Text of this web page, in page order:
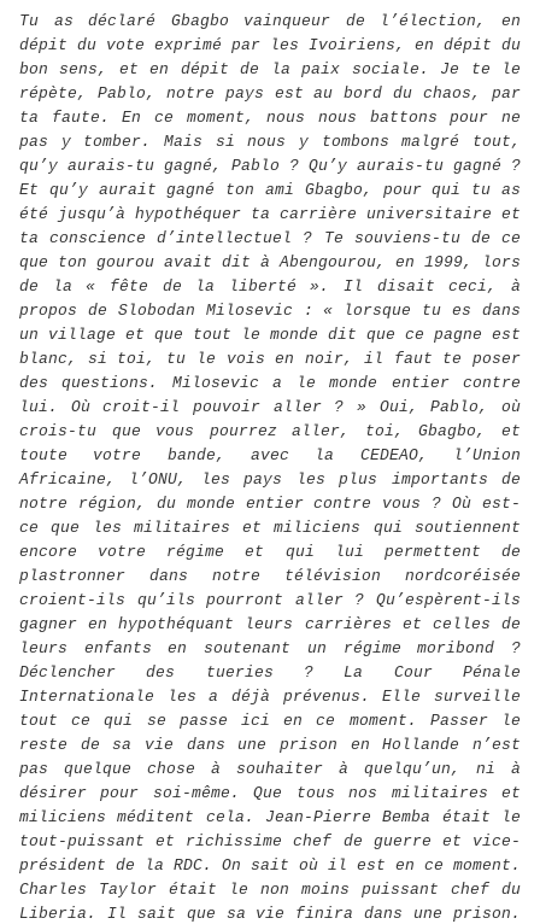
Tu as déclaré Gbagbo vainqueur de l’élection, en
dépit du vote exprimé par les Ivoiriens, en dépit du
bon sens, et en dépit de la paix sociale. Je te le
répète, Pablo, notre pays est au bord du chaos, par
ta faute. En ce moment, nous nous battons pour ne
pas y tomber. Mais si nous y tombons malgré tout,
qu’y aurais-tu gagné, Pablo ? Qu’y aurais-tu gagné ?
Et qu’y aurait gagné ton ami Gbagbo, pour qui tu as
été jusqu’à hypothéquer ta carrière universitaire et
ta conscience d’intellectuel ? Te souviens-tu de ce
que ton gourou avait dit à Abengourou, en 1999, lors
de la « fête de la liberté ». Il disait ceci, à
propos de Slobodan Milosevic : « lorsque tu es dans
un village et que tout le monde dit que ce pagne est
blanc, si toi, tu le vois en noir, il faut te poser
des questions. Milosevic a le monde entier contre
lui. Où croit-il pouvoir aller ? » Oui, Pablo, où
crois-tu que vous pourrez aller, toi, Gbagbo, et
toute votre bande, avec la CEDEAO, l’Union
Africaine, l’ONU, les pays les plus importants de
notre région, du monde entier contre vous ? Où est-
ce que les militaires et miliciens qui soutiennent
encore votre régime et qui lui permettent de
plastronner dans notre télévision nordcoréisée
croient-ils qu’ils pourront aller ? Qu’espèrent-ils
gagner en hypothéquant leurs carrières et celles de
leurs enfants en soutenant un régime moribond ?
Déclencher des tueries ? La Cour Pénale
Internationale les a déjà prévenus. Elle surveille
tout ce qui se passe ici en ce moment. Passer le
reste de sa vie dans une prison en Hollande n’est
pas quelque chose à souhaiter à quelqu’un, ni à
désirer pour soi-même. Que tous nos militaires et
miliciens méditent cela. Jean-Pierre Bemba était le
tout-puissant et richissime chef de guerre et vice-
président de la RDC. On sait où il est en ce moment.
Charles Taylor était le non moins puissant chef du
Liberia. Il sait que sa vie finira dans une prison.